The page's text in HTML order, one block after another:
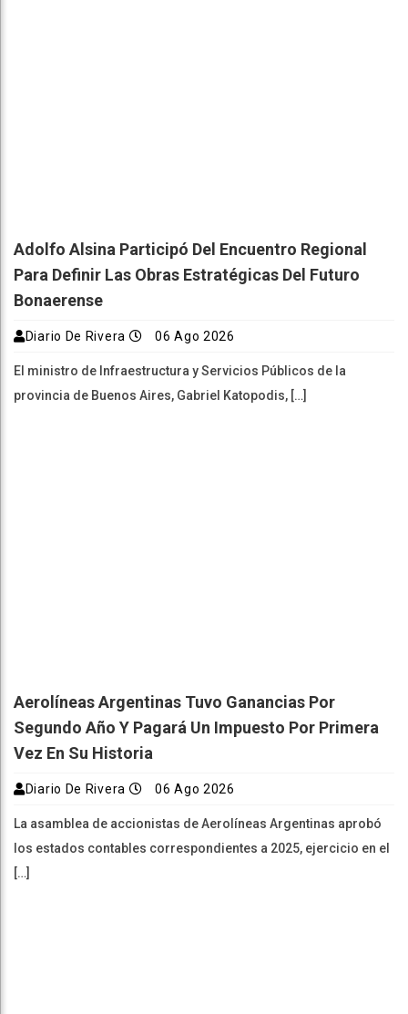
Adolfo Alsina Participó Del Encuentro Regional
Para Definir Las Obras Estratégicas Del Futuro
Bonaerense
Diario De Rivera 06 Ago 2026
El ministro de Infraestructura y Servicios Públicos de la
provincia de Buenos Aires, Gabriel Katopodis, […]
Aerolíneas Argentinas Tuvo Ganancias Por
Segundo Año Y Pagará Un Impuesto Por Primera
Vez En Su Historia
Diario De Rivera 06 Ago 2026
La asamblea de accionistas de Aerolíneas Argentinas aprobó
los estados contables correspondientes a 2025, ejercicio en el
[…]